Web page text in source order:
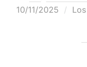
10/11/2025